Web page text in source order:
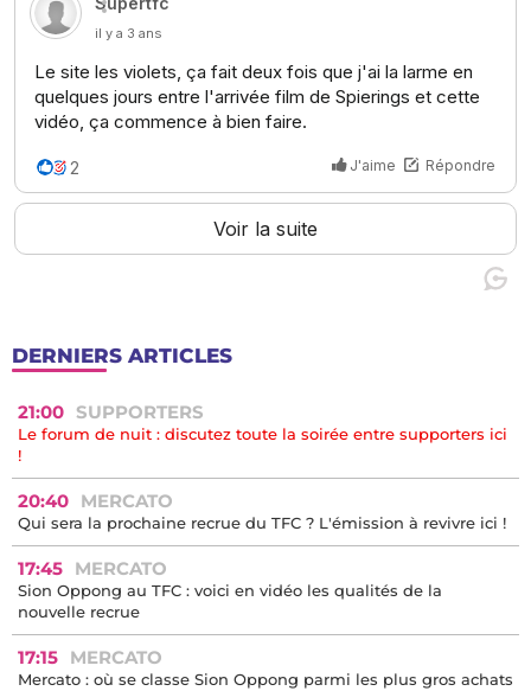
DERNIERS ARTICLES
21:00 SUPPORTERS
Le forum de nuit : discutez toute la soirée entre supporters ici
!
20:40 MERCATO
Qui sera la prochaine recrue du TFC ? L'émission à revivre ici !
17:45 MERCATO
Sion Oppong au TFC : voici en vidéo les qualités de la
nouvelle recrue
17:15 MERCATO
Mercato : où se classe Sion Oppong parmi les plus gros achats